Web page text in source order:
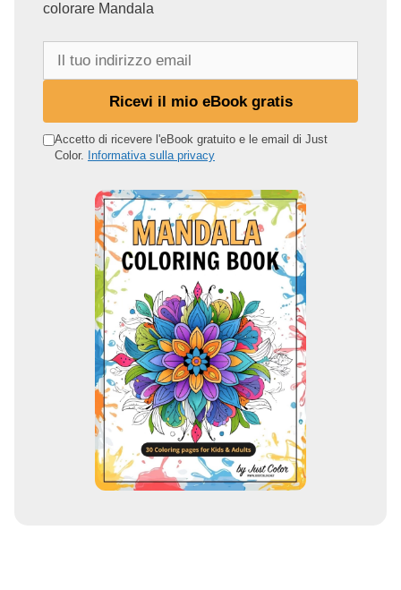
colorare Mandala
o
Ricevi il mio eBook gratis
Accetto di ricevere l'eBook gratuito e le email di Just
Color. Informativa sulla privacy